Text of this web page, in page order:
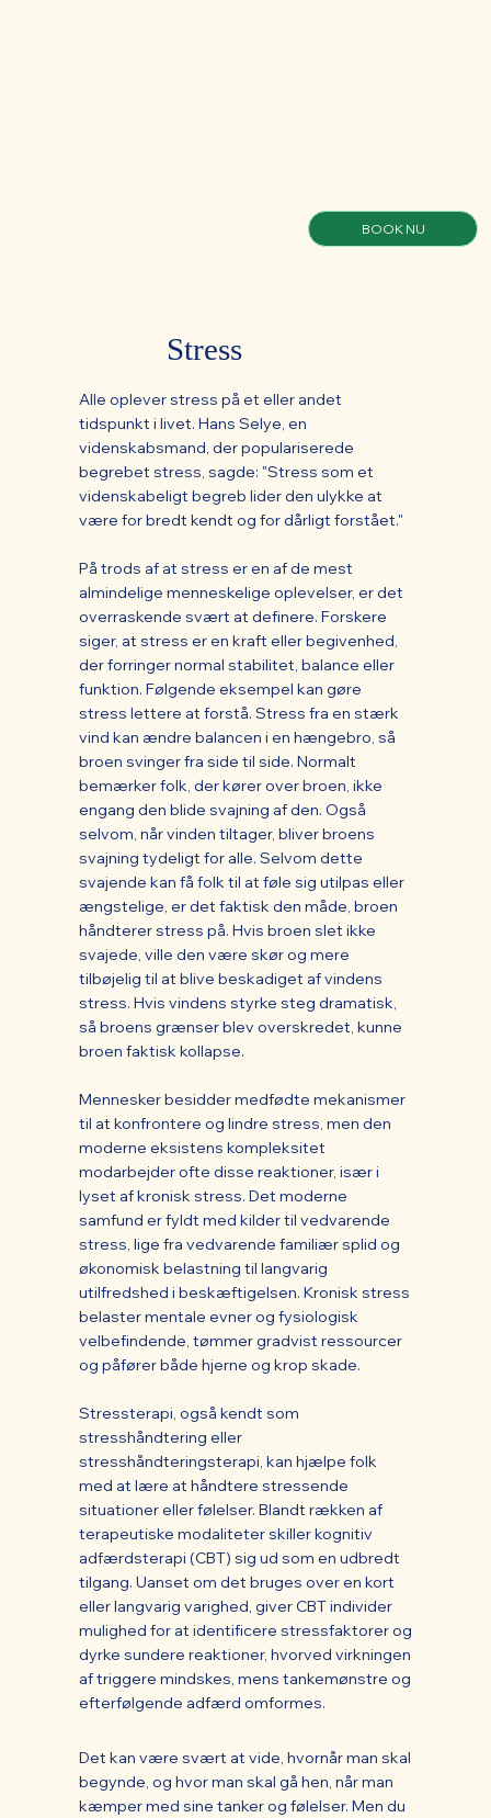
BOOK NU
Stress
Alle oplever stress på et eller andet
tidspunkt i livet. Hans Selye, en
videnskabsmand, der populariserede
begrebet stress, sagde: "Stress som et
videnskabeligt begreb lider den ulykke at
være for bredt kendt og for dårligt forstået."
På trods af at stress er en af de mest
almindelige menneskelige oplevelser, er det
overraskende svært at definere. Forskere
siger, at stress er en kraft eller begivenhed,
der forringer normal stabilitet, balance eller
funktion. Følgende eksempel kan gøre
stress lettere at forstå. Stress fra en stærk
vind kan ændre balancen i en hængebro, så
broen svinger fra side til side. Normalt
bemærker folk, der kører over broen, ikke
engang den blide svajning af den. Også
selvom, når vinden tiltager, bliver broens
svajning tydeligt for alle. Selvom dette
svajende kan få folk til at føle sig utilpas eller
ængstelige, er det faktisk den måde, broen
håndterer stress på. Hvis broen slet ikke
svajede, ville den være skør og mere
tilbøjelig til at blive beskadiget af vindens
stress. Hvis vindens styrke steg dramatisk,
så broens grænser blev overskredet, kunne
broen faktisk kollapse.
Mennesker besidder medfødte mekanismer
til at konfrontere og lindre stress, men den
moderne eksistens kompleksitet
modarbejder ofte disse reaktioner, især i
lyset af kronisk stress. Det moderne
samfund er fyldt med kilder til vedvarende
stress, lige fra vedvarende familiær splid og
økonomisk belastning til langvarig
utilfredshed i beskæftigelsen. Kronisk stress
belaster mentale evner og fysiologisk
velbefindende, tømmer gradvist ressourcer
og påfører både hjerne og krop skade.
Stressterapi, også kendt som
stresshåndtering eller
stresshåndteringsterapi, kan hjælpe folk
med at lære at håndtere stressende
situationer eller følelser. Blandt rækken af
terapeutiske modaliteter skiller kognitiv
adfærdsterapi (CBT) sig ud som en udbredt
tilgang. Uanset om det bruges over en kort
eller langvarig varighed, giver CBT individer
mulighed for at identificere stressfaktorer og
dyrke sundere reaktioner, hvorved virkningen
af triggere mindskes, mens tankemønstre og
efterfølgende adfærd omformes.
Det kan være svært at vide, hvornår man skal
begynde, og hvor man skal gå hen, når man
kæmper med sine tanker og følelser. Men du